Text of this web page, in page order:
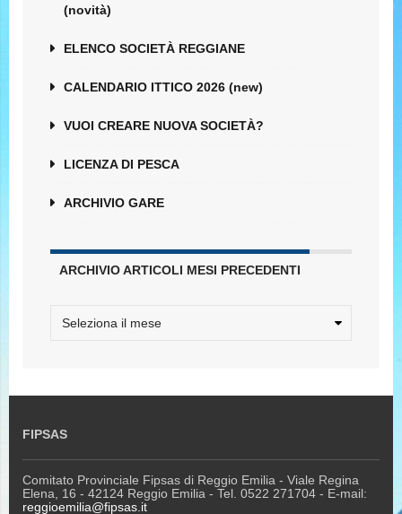
(novità)
ELENCO SOCIETÀ REGGIANE
CALENDARIO ITTICO 2026 (new)
VUOI CREARE NUOVA SOCIETÀ?
LICENZA DI PESCA
ARCHIVIO GARE
ARCHIVIO ARTICOLI MESI PRECEDENTI
FIPSAS
Comitato Provinciale Fipsas di Reggio Emilia - Viale Regina
Elena, 16 - 42124 Reggio Emilia - Tel. 0522 271704 - E-mail:
reggioemilia@fipsas.it